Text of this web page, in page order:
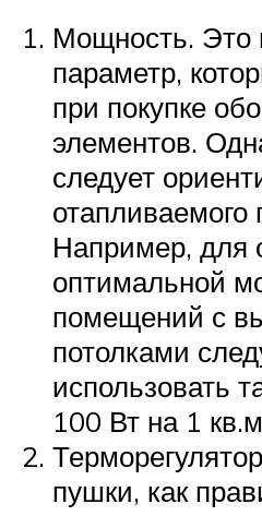
Мощность. Это
параметр,
при покупке
элементов.
следует
отапливаемого
Например, для
оптимальной
помещений с
потолками
использовать
100 Вт на 1
пушки, как